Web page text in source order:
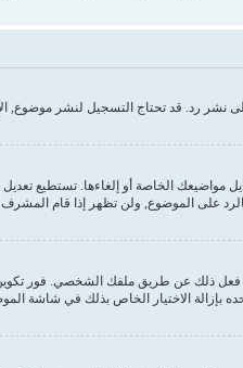
نشر رد. قد تحتاج التسجيل لنشر موضوع,
مواضيعك الخاصة أو إلغاءها. تستطيع
على الموضوع, ولن تظهر إذا قام المشرف
فعل ذلك عن طريق ملفك الشخصي. فور
بإزالة الاختيار الخاص بذلك في شاشة